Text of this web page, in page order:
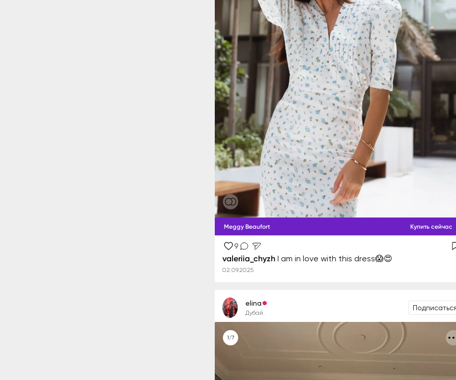
Meggy Beaufort Купить сейчас
9
valeriia_chyzh I am in love with this dress😱😍
02.09.2025
elina
Дубай
1/7